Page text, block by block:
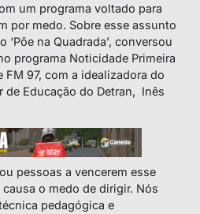
um programa voltado para
por medo. Sobre esse assunto
‘Põe na Quadrada’, conversou
programa Noticidade Primeira
FM 97, com a idealizadora do
de Educação do Detran, Inês
pessoas a vencerem esse
o medo de dirigir. Nós
pedagógica e